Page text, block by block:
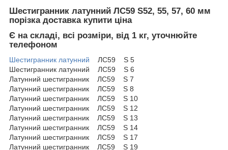
Шестигранник латунний ЛС59 S52, 55, 57, 60 мм
порізка доставка купити ціна
Є на складі, всі розміри, від 1 кг, уточнюйте
телефоном
Шестигранник латунний ЛС59 S 5
Шестигранник латунний ЛС59 S 6
Латунний шестигранник ЛС59 S 7
Латунний шестигранник ЛС59 S 8
Латунний шестигранник ЛС59 S 10
Латунний шестигранник ЛС59 S 12
Латунний шестигранник ЛС59 S 13
Латунний шестигранник ЛС59 S 14
Латунний шестигранник ЛС59 S 17
Латунний шестигранник ЛС59 S 19